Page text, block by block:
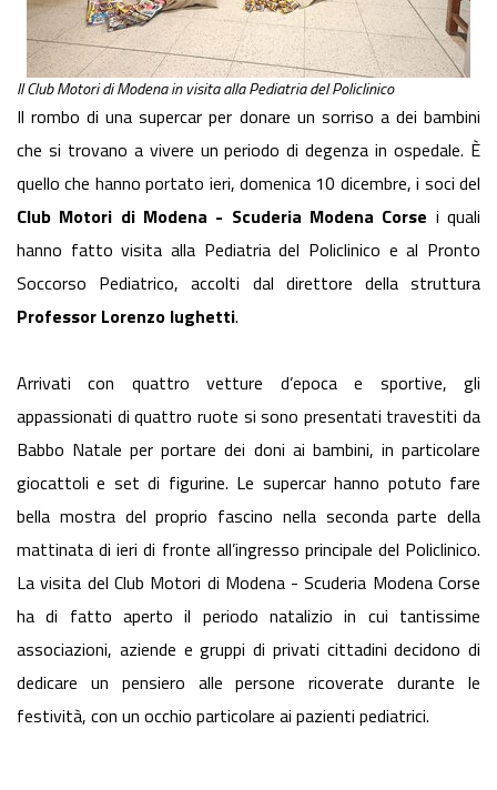
Il Club Motori di Modena in visita alla Pediatria del Policlinico
Il rombo di una supercar per donare un sorriso a dei bambini
che si trovano a vivere un periodo di degenza in ospedale. È
quello che hanno portato ieri, domenica 10 dicembre, i soci del
Club Motori di Modena - Scuderia Modena Corse i quali
hanno fatto visita alla Pediatria del Policlinico e al Pronto
Soccorso Pediatrico, accolti dal direttore della struttura
Professor Lorenzo Iughetti.
Arrivati con quattro vetture d’epoca e sportive, gli
appassionati di quattro ruote si sono presentati travestiti da
Babbo Natale per portare dei doni ai bambini, in particolare
giocattoli e set di figurine. Le supercar hanno potuto fare
bella mostra del proprio fascino nella seconda parte della
mattinata di ieri di fronte all’ingresso principale del Policlinico.
La visita del Club Motori di Modena - Scuderia Modena Corse
ha di fatto aperto il periodo natalizio in cui tantissime
associazioni, aziende e gruppi di privati cittadini decidono di
dedicare un pensiero alle persone ricoverate durante le
festività, con un occhio particolare ai pazienti pediatrici.